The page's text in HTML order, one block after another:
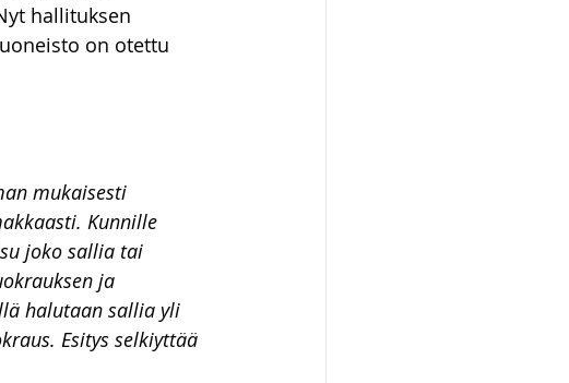
hallituksen
on otettu
mukaisesti
Kunnille
joko sallia tai
ja
halutaan sallia yli
Esitys selkiyttää